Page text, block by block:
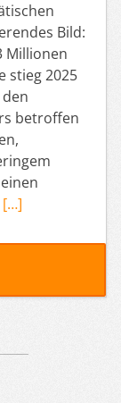
Bild:
Millionen
stieg 2025
betroffen
[…]